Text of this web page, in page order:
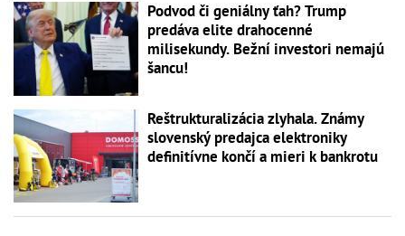
Podvod či geniálny ťah? Trump
predáva elite drahocenné
milisekundy. Bežní investori nemajú
šancu!
Reštrukturalizácia zlyhala. Známy
slovenský predajca elektroniky
definitívne končí a mieri k bankrotu